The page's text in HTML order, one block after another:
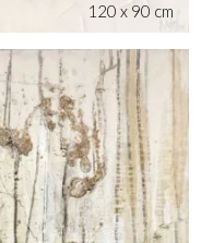
120 x 90 cm